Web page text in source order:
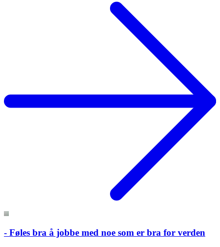
- Føles bra å jobbe med noe som er bra for verden